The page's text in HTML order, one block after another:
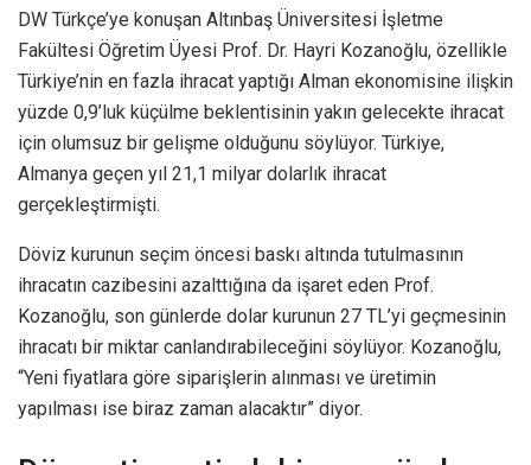
DW Türkçe’ye konuşan Altınbaş Üniversitesi İşletme
Fakültesi Öğretim Üyesi Prof. Dr. Hayri Kozanoğlu, özellikle
Türkiye’nin en fazla ihracat yaptığı Alman ekonomisine ilişkin
yüzde 0,9’luk küçülme beklentisinin yakın gelecekte ihracat
için olumsuz bir gelişme olduğunu söylüyor. Türkiye,
Almanya geçen yıl 21,1 milyar dolarlık ihracat
gerçekleştirmişti.
Döviz kurunun seçim öncesi baskı altında tutulmasının
ihracatın cazibesini azalttığına da işaret eden Prof.
Kozanoğlu, son günlerde dolar kurunun 27 TL’yi geçmesinin
ihracatı bir miktar canlandırabileceğini söylüyor. Kozanoğlu,
“Yeni fiyatlara göre siparişlerin alınması ve üretimin
yapılması ise biraz zaman alacaktır” diyor.